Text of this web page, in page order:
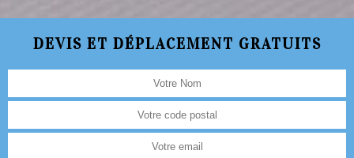
DEVIS ET DÉPLACEMENT GRATUITS